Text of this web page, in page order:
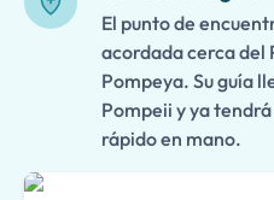
El punto de
acordada cerca del
Pompeya. Su guía
Pompeii y ya
rápido en mano.